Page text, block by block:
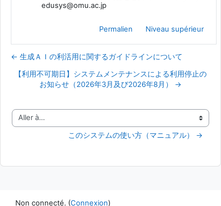
edusys@omu.ac.jp
Permalien Niveau supérieur
← 生成ＡＩの利活用に関するガイドラインについて
【利用不可期日】システムメンテナンスによる利用停止の
お知らせ（2026年3月及び2026年8月） →
Aller à…
このシステムの使い方（マニュアル） →
Non connecté. (Connexion)